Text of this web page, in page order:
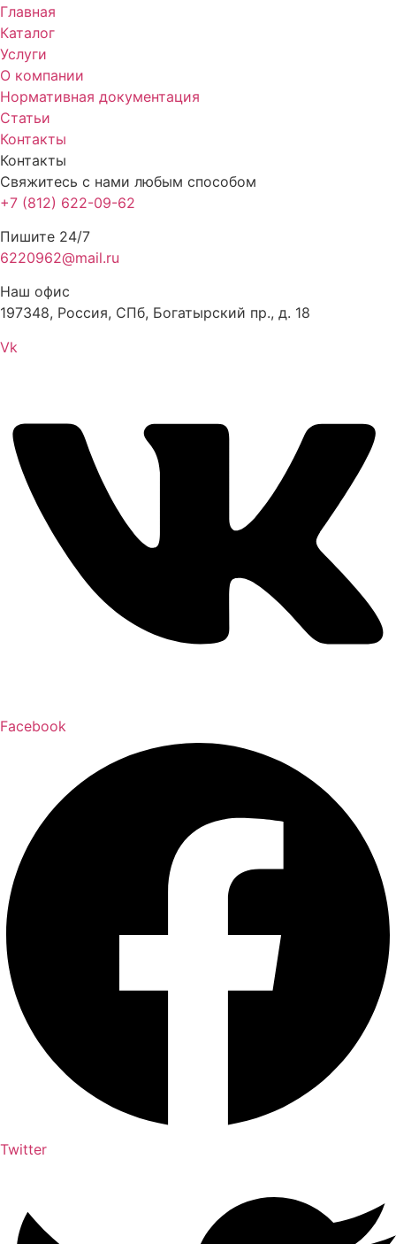
Главная
Каталог
Услуги
О компании
Нормативная документация
Статьи
Контакты
Контакты
Свяжитесь с нами любым способом
+7 (812) 622-09-62
Пишите 24/7
6220962@mail.ru
Наш офис
197348, Россия, СПб, Богатырский пр., д. 18
Vk
Facebook
Twitter